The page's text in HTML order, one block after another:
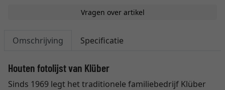
Vragen over artikel
Omschrijving Specificatie
Houten fotolijst van Klüber
Sinds 1969 legt het traditionele familiebedrijf Klüber